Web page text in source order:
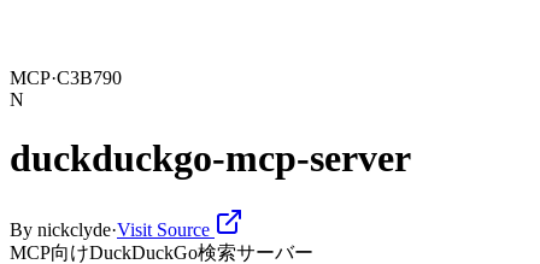
MCP·C3B790
N
duckduckgo-mcp-server
By nickclyde·Visit Source
MCP向けDuckDuckGo検索サーバー